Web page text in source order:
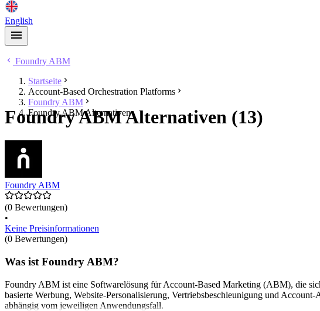
English
Foundry ABM
Startseite
Account-Based Orchestration Platforms
Foundry ABM
Foundry ABM Alternativen
Foundry ABM Alternativen (13)
Foundry ABM
(0 Bewertungen)
•
Keine Preisinformationen
(0 Bewertungen)
Was ist Foundry ABM?
Foundry ABM ist eine Softwarelösung für Account-Based Marketing (ABM), die
basierte Werbung, Website-Personalisierung, Vertriebsbeschleunigung und
abhängig vom jeweiligen Anwendungsfall.